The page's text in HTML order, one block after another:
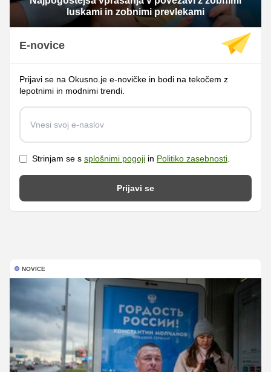
luskami in zobnimi prevlekami
E-novice
Prijavi se na Okusno.je e-novičke in bodi na tekočem z
lepotnimi in modnimi trendi.
Strinjam se s splošnimi pogoji in Politiko zasebnosti
Prijavi se
NOVICE